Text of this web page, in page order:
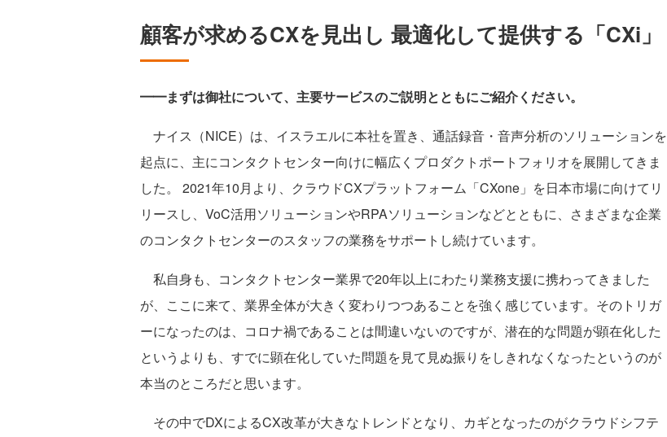
顧客が求めるCXを見出し 最適化して提供する「CXi」
━━まずは御社について、主要サービスのご説明とともにご紹介ください。
ナイス（NICE）は、イスラエルに本社を置き、通話録音・音声分析のソリューションを
起点に、主にコンタクトセンター向けに幅広くプロダクトポートフォリオを展開してきま
した。 2021年10月より、クラウドCXプラットフォーム「CXone」を日本市場に向けてリ
リースし、VoC活用ソリューションやRPAソリューションなどとともに、さまざまな企業
のコンタクトセンターのスタッフの業務をサポートし続けています。
私自身も、コンタクトセンター業界で20年以上にわたり業務支援に携わってきました
が、ここに来て、業界全体が大きく変わりつつあることを強く感じています。そのトリガ
ーになったのは、コロナ禍であることは間違いないのですが、潜在的な問題が顕在化した
というよりも、すでに顕在化していた問題を見て見ぬ振りをしきれなくなったというのが
本当のところだと思います。
その中でDXによるCX改革が大きなトレンドとなり、カギとなったのがクラウドシフテ